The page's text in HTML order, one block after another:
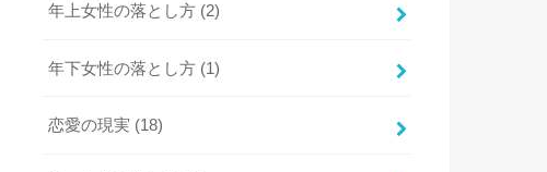
年上女性の落とし方 (2)
年下女性の落とし方 (1)
恋愛の現実 (18)